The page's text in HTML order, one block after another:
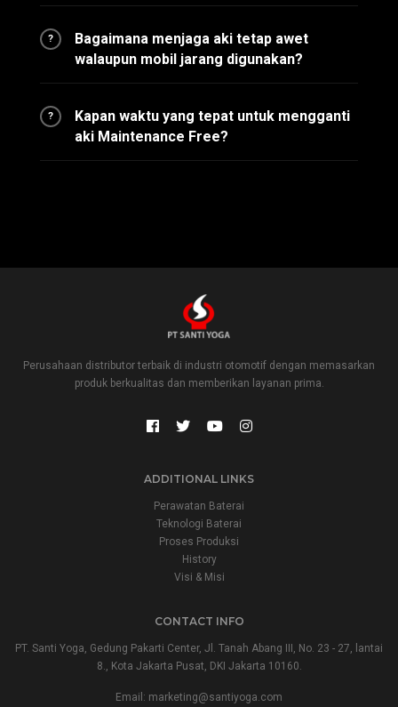
?
Bagaimana menjaga aki tetap awet
walaupun mobil jarang digunakan?
?
Kapan waktu yang tepat untuk mengganti
aki Maintenance Free?
Perusahaan distributor terbaik di industri otomotif dengan memasarkan
produk berkualitas dan memberikan layanan prima.
ADDITIONAL LINKS
Perawatan Baterai
Teknologi Baterai
Proses Produksi
History
Visi & Misi
CONTACT INFO
PT. Santi Yoga, Gedung Pakarti Center, Jl. Tanah Abang III, No. 23 - 27, lantai
8., Kota Jakarta Pusat, DKI Jakarta 10160.
Email: marketing@santiyoga.com